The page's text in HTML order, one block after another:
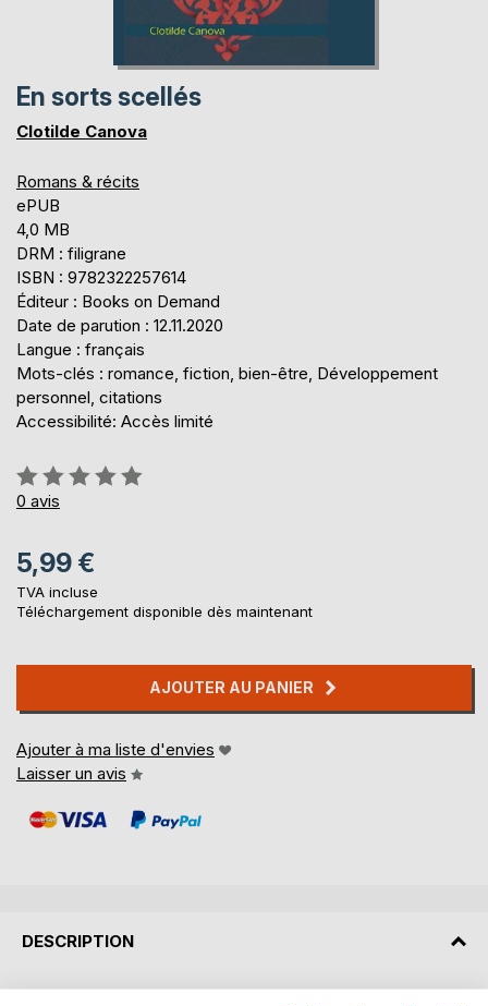
En sorts scellés
Clotilde Canova
Romans & récits
ePUB
4,0 MB
DRM : filigrane
ISBN : 9782322257614
Éditeur : Books on Demand
Date de parution : 12.11.2020
Langue : français
Mots-clés : romance, fiction, bien-être, Développement
personnel, citations
Accessibilité: Accès limité
Évaluation:
0%
0 avis
5,99 €
TVA incluse
Téléchargement disponible dès maintenant
AJOUTER AU PANIER
Ajouter à ma liste d'envies
Laisser un avis
DESCRIPTION